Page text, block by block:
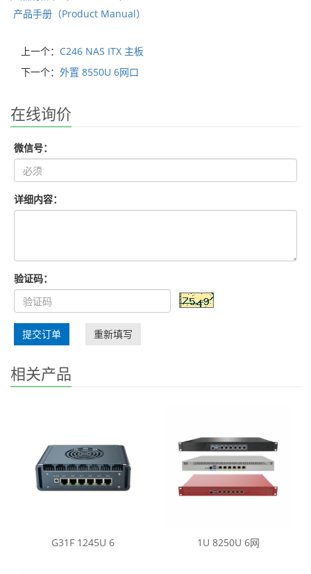
产品手册（Product Manual）
上一个： C246 NAS ITX 主板
下一个： 外置 8550U 6网口
在线询价
微信号：
详细内容：
验证码：
提交订单 重新填写
相关产品
G31F 1245U 6 1U 8250U 6网